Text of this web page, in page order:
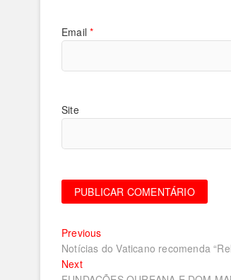
Email*
Site
Navegação
de
PreviousPrevious
post:
Notícias do Vaticano recomenda
NextNext